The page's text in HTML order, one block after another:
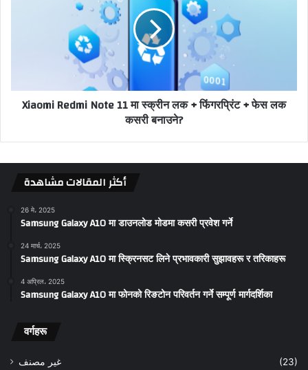
Xiaomi Redmi Note 11 मा स्क्रीन लक + फिंगरप्रिंट + फेस लक
कसरी बनाउने?
أكثر المقالات مشاهدة
26 मे، 2025
Samsung Galaxy A10 मा डाउनलोड मोडमा कसरी प्रवेश गर्ने
24 मार्च، 2025
Samsung Galaxy A10 मा स्क्रिनसट लिने प्रभावकारी सुझावहरू र तरिकाहरू
4 अप्रिल، 2025
Samsung Galaxy A10 मा फोनको रिङटोन परिवर्तन गर्ने सम्पूर्ण मार्गदर्शिका
वर्गहरू
غير مصنف
(23)